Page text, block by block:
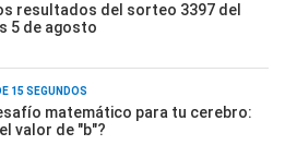
resultados del sorteo 3397 del
5 de agosto
15 SEGUNDOS
matemático para tu cerebro:
valor de "b"?